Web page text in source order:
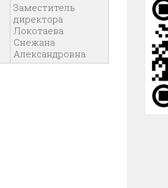
Заместитель
директора
Локотаева
Снежана
Александровна